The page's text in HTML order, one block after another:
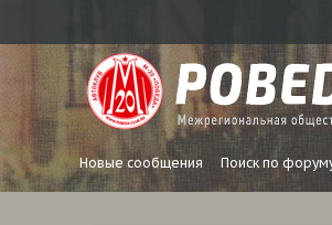
Новые сообщения Поиск по